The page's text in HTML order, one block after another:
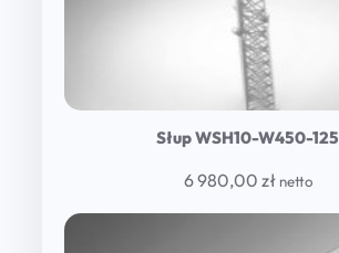
Słup WSH10-W450-125
6 980,00 zł netto